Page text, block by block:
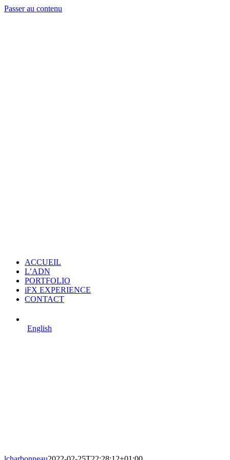
Passer au contenu
ACCUEIL
L’ADN
PORTFOLIO
iFX EXPERIENCE
CONTACT
English